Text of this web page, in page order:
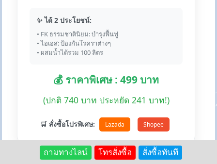
✨ ได้ 2 ประโยชน์:
• FK ธรรมชาตินิยม: บำรุงฟื้นฟู
• ไอเอส: ป้องกันโรคราต่างๆ
• ผสมน้ำได้รวม 100 ลิตร
💰 ราคาพิเศษ : 499 บาท
(ปกติ 740 บาท ประหยัด 241 บาท!)
🛒 สั่งซื้อโปรพิเศษ: Lazada Shopee
ถามทางไลน์ โทรสั่งซื้อ สั่งซื้อทันที